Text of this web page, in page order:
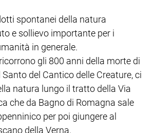
spontanei della natura
e sollievo importante per i
in generale.
gli 800 anni della morte di
del Cantico delle Creature, ci
natura lungo il tratto della Via
che da Bagno di Romagna sale
per poi giungere al
della Verna.